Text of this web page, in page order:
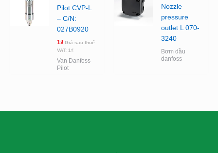
Pilot CVP-L
– C/N:
027B0920
1₫ Giá sau thuế
VAT: 1₫
Van Danfoss
Pilot
Nozzle
pressure
outlet L 070-
3240
Bơm dầu
danfoss